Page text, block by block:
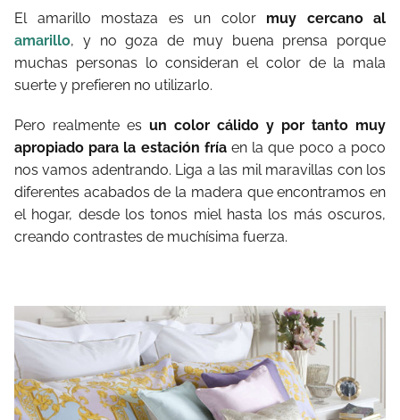
El amarillo mostaza es un color muy cercano al
amarillo, y no goza de muy buena prensa porque
muchas personas lo consideran el color de la mala
suerte y prefieren no utilizarlo.
Pero realmente es un color cálido y por tanto muy
apropiado para la estación fríaen la que poco a poco
nos vamos adentrando. Liga a las mil maravillas con los
diferentes acabados de la madera que encontramos en
el hogar, desde los tonos miel hasta los más oscuros,
creando contrastes de muchísima fuerza.